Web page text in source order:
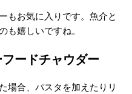
もお気に入りです。魚介と
も嬉しいですね。
ードチャウダー
場合、パスタを加えたりリ